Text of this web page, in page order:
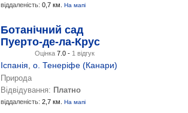
віддаленість: 0,7 км. На мапі
Ботанічний сад
Пуерто-де-ла-Крус
Оцінка 7.0 - 1 відгук
Іспанія о. Тенеріфе (Канари)
Природа
Відвідування: Платно
віддаленість: 2,7 км. На мапі